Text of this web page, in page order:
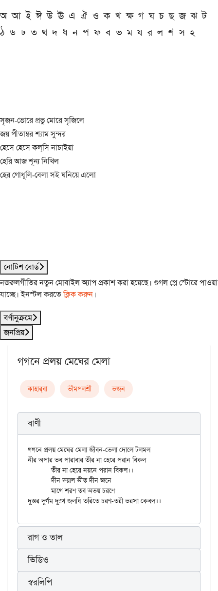
অ আ ই ঈ উ ঊ এ ঐ ও ক খ ক্ষ গ ঘ চ ছ জ ঝ ট
ঠ ড ঢ ত থ দ ধ ন প ফ ব ভ ম য র ল শ স হ
সৃজন-ভোরে প্রভু মোরে সৃজিলে
জয় পীতাম্বর শ্যাম সুন্দর
হেসে হেসে কল্‌সি নাচাইয়া
হেরি আজ শূন্য নিখিল
হের গোধূলি-বেলা সই ঘনিয়ে এলো
নোটিশ বোর্ড
নজরুলগীতির নতুন মোবাইল অ্যাপ প্রকাশ করা হয়েছে। গুগল প্লে স্টোরে পাওয়া
যাচ্ছে। ইনস্টল করতেক্লিক করুন।
বর্ণানুক্রমে
জনপ্রিয়
গগনে প্রলয় মেঘের মেলা
কাহার্‌বা ভীমপলশ্রী ভজন
বাণী
গগনে প্রলয় মেঘের মেলা জীবন-ভেলা দোলে টলমল
নীর অপার ভব পারাবার তীর না হেরে পরান বিকল
	তীর না হেরে নয়নে পরান বিকল।।
	দীন দয়াল ভীত দীন জনে
	মাগে শরণ তব অভয় চরণে
রাগ ও তাল
ভিডিও
স্বরলিপি